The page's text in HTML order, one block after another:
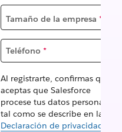
Tamaño de la empresa *
Teléfono*
Al registrarte, confirmas que
aceptas que Salesforce
procese tus datos personales
tal como se describe en la
Declaración de privacidad